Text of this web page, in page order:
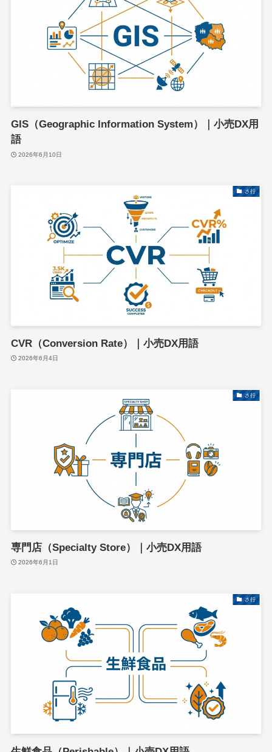
GIS（Geographic Information System）｜小売DX用
語
2026年6月10日
さ行
CVR（Conversion Rate）｜小売DX用語
2026年6月4日
さ行
専門店（Specialty Store）｜小売DX用語
2026年6月1日
さ行